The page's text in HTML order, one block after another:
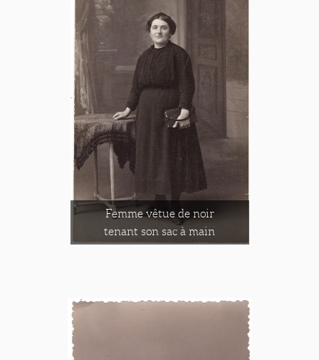
Femme vêtue de noir
tenant son sac à main